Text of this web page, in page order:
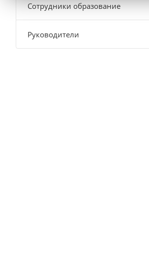
Сотрудники образование
Руководители